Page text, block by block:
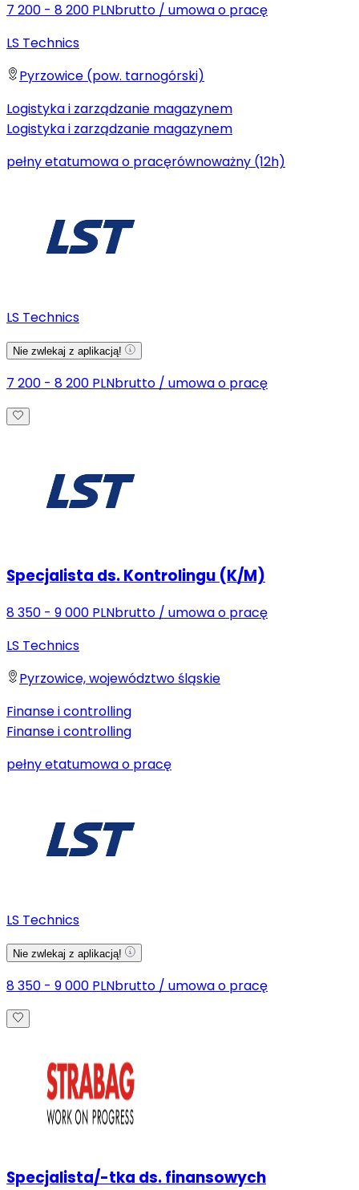
7 200 - 8 200 PLNbrutto / umowa o pracę
LS Technics
Pyrzowice (pow. tarnogórski)
Logistyka i zarządzanie magazynem
Logistyka i zarządzanie magazynem
pełny etatumowa o pracęrównoważny (12h)
LS Technics
Nie zwlekaj z aplikacją!
7 200 - 8 200 PLNbrutto / umowa o pracę
Specjalista ds. Kontrolingu (K/M)
8 350 - 9 000 PLNbrutto / umowa o pracę
LS Technics
Pyrzowice, województwo śląskie
Finanse i controlling
Finanse i controlling
pełny etatumowa o pracę
LS Technics
Nie zwlekaj z aplikacją!
8 350 - 9 000 PLNbrutto / umowa o pracę
Specjalista/-tka ds. finansowych